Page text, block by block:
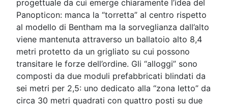
progettuale da cui emerge chiaramente l’idea del
Panopticon: manca la “torretta” al centro rispetto
al modello di Bentham ma la sorveglianza dall’alto
viene mantenuta attraverso un ballatoio alto 8,4
metri protetto da un grigliato su cui possono
transitare le forze dell’ordine. Gli “alloggi” sono
composti da due moduli prefabbricati blindati da
sei metri per 2,5: uno dedicato alla “zona letto” da
circa 30 metri quadrati con quattro posti su due